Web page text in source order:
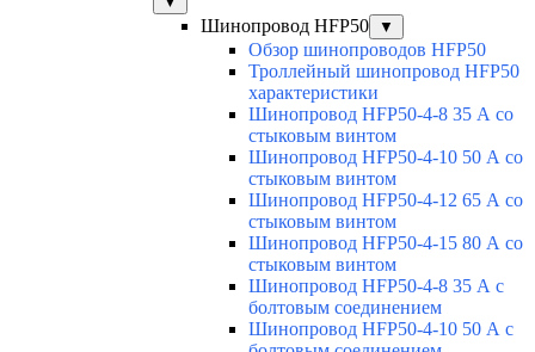
Шинопровод HFP50 ▼
Обзор шинопроводов HFP50
Троллейный шинопровод HFP50
характеристики
Шинопровод HFP50-4-8 35 А со
стыковым винтом
Шинопровод HFP50-4-10 50 А со
стыковым винтом
Шинопровод HFP50-4-12 65 А со
стыковым винтом
Шинопровод HFP50-4-15 80 А со
стыковым винтом
Шинопровод HFP50-4-8 35 А с
болтовым соединением
Шинопровод HFP50-4-10 50 А с